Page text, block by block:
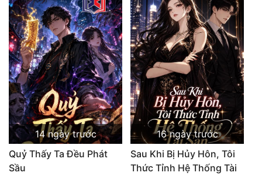
14 ngày trước
Quỷ Thấy Ta Đều Phát
Sầu
16 ngày trước
Sau Khi Bị Hủy Hôn, Tôi
Thức Tỉnh Hệ Thống Tài